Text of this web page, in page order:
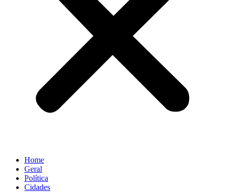
Home
Geral
Política
Cidades